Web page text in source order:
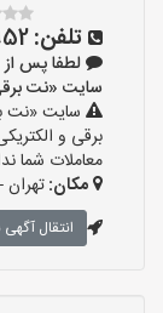
تلفن:
لطفا پس از
سایت «نت برقی»
سایت «نت
برقی و
معاملات شما
مکان:تهران
انتقال